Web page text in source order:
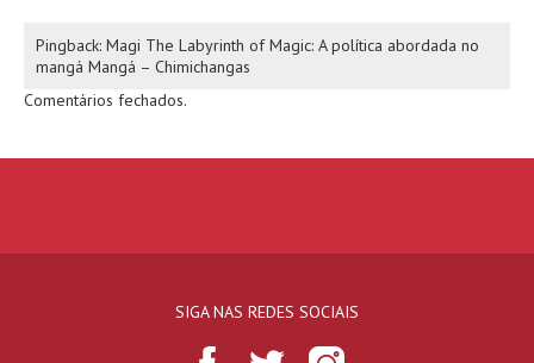
Pingback: Magi The Labyrinth of Magic: A política abordada no
mangá Mangá – Chimichangas
Comentários fechados.
SIGA NAS REDES SOCIAIS